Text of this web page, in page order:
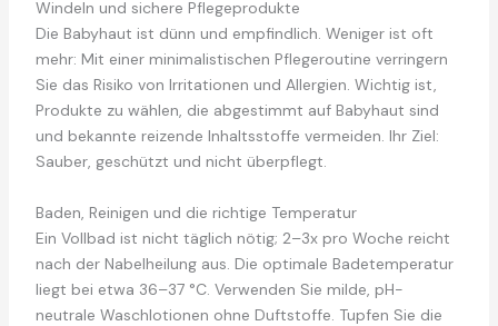
Windeln und sichere Pflegeprodukte
Die Babyhaut ist dünn und empfindlich. Weniger ist oft
mehr: Mit einer minimalistischen Pflegeroutine verringern
Sie das Risiko von Irritationen und Allergien. Wichtig ist,
Produkte zu wählen, die abgestimmt auf Babyhaut sind
und bekannte reizende Inhaltsstoffe vermeiden. Ihr Ziel:
Sauber, geschützt und nicht überpflegt.
Baden, Reinigen und die richtige Temperatur
Ein Vollbad ist nicht täglich nötig; 2–3x pro Woche reicht
nach der Nabelheilung aus. Die optimale Badetemperatur
liegt bei etwa 36–37 °C. Verwenden Sie milde, pH-
neutrale Waschlotionen ohne Duftstoffe. Tupfen Sie die